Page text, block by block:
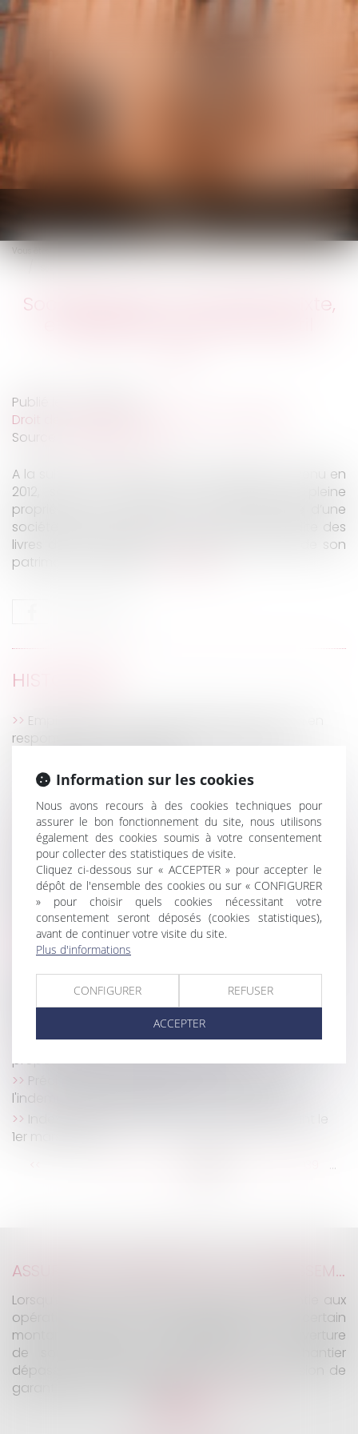
KALIFA Avocats
Ouvrir
le
menu
Vous êtes ici :Accueil
Société ayant une activité mixte,
Publié le :
Droit des sociétés
Source :
A la suite du décès d’un chef d’entreprise survenu en
2012, son fils a hérité de 919 actions en pleine
propriété et de 23 actions en nue-propriété d’une
société, laquelle exploite une galerie d'art, édite des
livres d'art et donne en location une partie de son
patrimoine immobilier...
HISTORIQUE
Empiétement et bail emphytéotique, l’action en
responsabilité contractuelle est soumise à la
La notification du jugement est un préalable à la
Succession : qu’est-ce qu’une attestation de
porte-fort ?
Déspécialisation en cours de bail et loyer du bail
renouvelé
Harcèlement moral : le salarié doit établir les faits
présumés et non démontrer l’existence d’un préjudice
Société ayant une activité mixte, et éligibilité au
Pacte Duretil
dans le cadre de l’examen du projet de prise de
contrôle du groupe Smartbox par le groupe
Les cotisations dues à la Cipav sont désormais
proportionnelles au revenu d’activité
Précisions jurisprudentielles sur le calcul de
l'indemnité de requalification d'un CDD en CDI
Index d'égalité professionnelle à publier avant le
1er mars 2023
...
ASSURANCE CONSTRUCTION : LE DÉPASSEMENT DU MONTANT MAXIMAL GARANTI PEUT EXCLURE TOUTE COUVERTURE
Lorsqu'un contrat d'assurance limite sa garantie aux
opérations dont le coût n'excède pas un certain
montant, l'assuré ne peut prétendre à la couverture
de son assureur s'il intervient sur un chantier
dépassant ce seuil sans avoir obtenu l'extension de
garantie prévue au contrat...
Information sur les cookies
Nous avons recours à des cookies techniques pour
assurer le bon fonctionnement du site, nous utilisons
également des cookies soumis à votre consentement
pour collecter des statistiques de visite.
Cliquez ci-dessous sur « ACCEPTER » pour accepter le
dépôt de l'ensemble des cookies ou sur « CONFIGURER
» pour choisir quels cookies nécessitant votre
consentement seront déposés (cookies statistiques),
avant de continuer votre visite du site.
Plus d'informations
CONFIGURER REFUSER
ACCEPTER